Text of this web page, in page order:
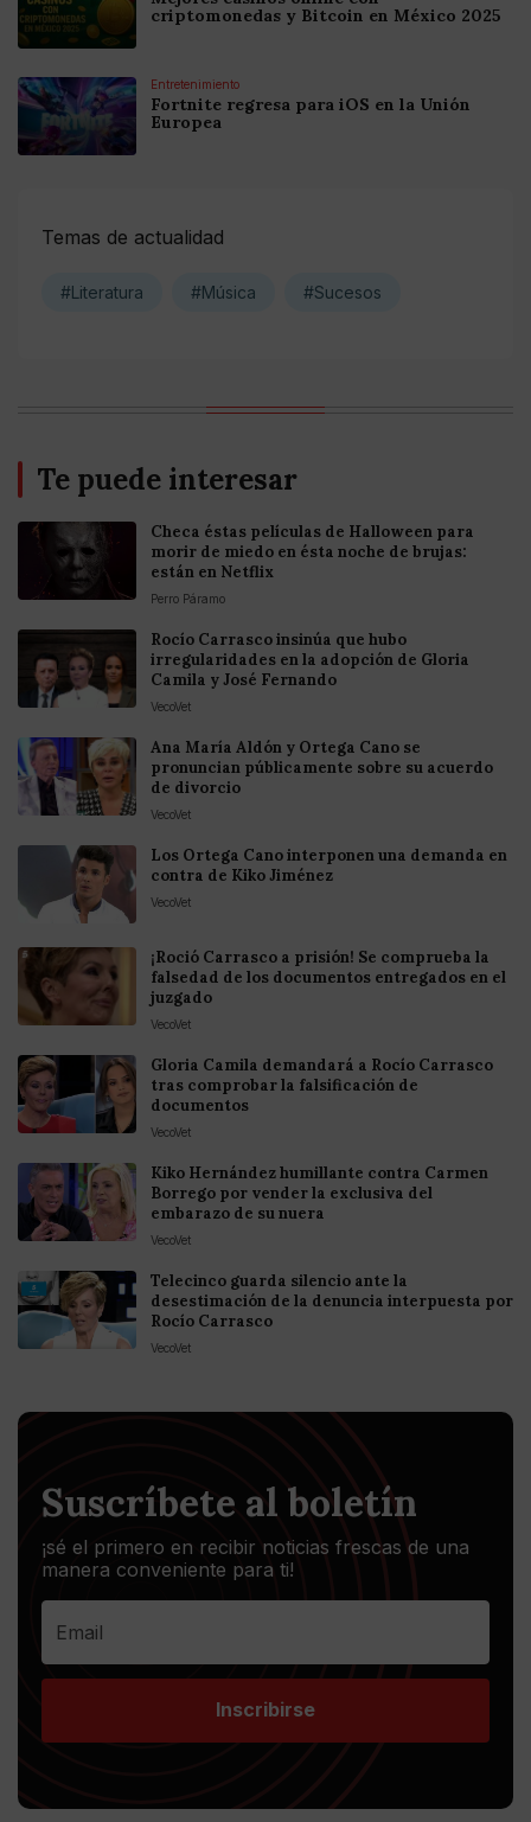
criptomonedas y Bitcoin en México 2025
Entretenimiento
Fortnite regresa para iOS en la Unión
Europea
Temas de actualidad
#Literatura #Música #Sucesos
Te puede interesar
Checa éstas películas de Halloween para
morir de miedo en ésta noche de brujas:
están en Netflix
Perro Páramo
Rocío Carrasco insinúa que hubo
irregularidades en la adopción de Gloria
Camila y José Fernando
VecoVet
Ana María Aldón y Ortega Cano se
pronuncian públicamente sobre su acuerdo
de divorcio
VecoVet
Los Ortega Cano interponen una demanda en
contra de Kiko Jiménez
VecoVet
¡Roció Carrasco a prisión! Se comprueba la
falsedad de los documentos entregados en el
juzgado
VecoVet
Gloria Camila demandará a Rocío Carrasco
tras comprobar la falsificación de
documentos
VecoVet
Kiko Hernández humillante contra Carmen
Borrego por vender la exclusiva del
embarazo de su nuera
VecoVet
Telecinco guarda silencio ante la
desestimación de la denuncia interpuesta por
Rocío Carrasco
VecoVet
Suscríbete al boletín
¡sé el primero en recibir noticias frescas de una
manera conveniente para ti!
Inscribirse